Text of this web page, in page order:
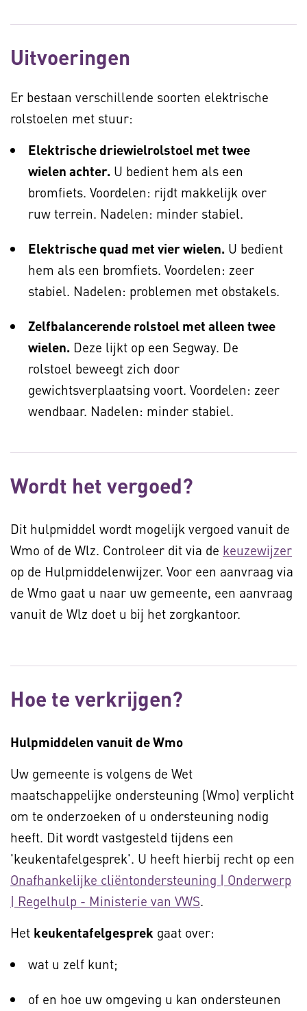
Uitvoeringen
Er bestaan verschillende soorten elektrische
rolstoelen met stuur:
Elektrische driewielrolstoel met twee
wielen achter. U bedient hem als een
bromfiets. Voordelen: rijdt makkelijk over
ruw terrein. Nadelen: minder stabiel.
Elektrische quad met vier wielen. U bedient
hem als een bromfiets. Voordelen: zeer
stabiel. Nadelen: problemen met obstakels.
Zelfbalancerende rolstoel met alleen twee
wielen. Deze lijkt op een Segway. De
rolstoel beweegt zich door
gewichtsverplaatsing voort. Voordelen: zeer
wendbaar. Nadelen: minder stabiel.
Wordt het vergoed?
Dit hulpmiddel wordt mogelijk vergoed vanuit de
Wmo of de Wlz. Controleer dit via de keuzewijzer
op de Hulpmiddelenwijzer. Voor een aanvraag via
de Wmo gaat u naar uw gemeente, een aanvraag
vanuit de Wlz doet u bij het zorgkantoor.
Hoe te verkrijgen?
Hulpmiddelen vanuit de Wmo
Uw gemeente is volgens de Wet
maatschappelijke ondersteuning (Wmo) verplicht
om te onderzoeken of u ondersteuning nodig
heeft. Dit wordt vastgesteld tijdens een
'keukentafelgesprek'. U heeft hierbij recht op een
Onafhankelijke cliëntondersteuning | Onderwerp
| Regelhulp - Ministerie van VWS.
Het keukentafelgesprek gaat over:
wat u zelf kunt;
of en hoe uw omgeving u kan ondersteunen